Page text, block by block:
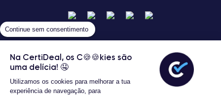
Termos gerais de venda
Continue sem consentimento
Na CertiDeal, os C🍪🍪kies são
uma delícia! 🤤
Utilizamos os cookies para melhorar a tua
experiência de navegação, para